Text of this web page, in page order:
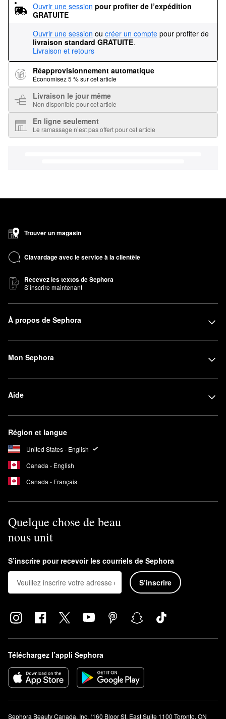
Ouvrir une session pour profiter de l’expédition
GRATUITE
Ouvrir une session ou créer un compte pour profiter de
livraison standard GRATUITE.
Livraison et retours
Réapprovisionnement automatique
Économisez 5 % sur cet article
Livraison le jour même
Non disponible pour cet article
En ligne seulement
Le ramassage n’est pas offert pour cet article
Trouver un magasin
Clavardage avec le service à la clientèle
Recevez les textos de Sephora
S’inscrire maintenant
À propos de Sephora
Mon Sephora
Aide
Région et langue
United States - English
Canada - English
Canada - Français
Quelque chose de beau
nous unit
S’inscrire pour recevoir les courriels de Sephora
S’inscrire
Téléchargez l’appli Sephora
Sephora Beauty Canada, Inc. (160 Bloor St. East Suite 1100 Toronto, ON